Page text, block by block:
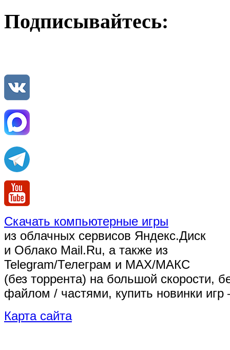
Подписывайтесь:
Скачать компьютерные игры
из облачных сервисов Яндекс.Диск
и Облако Mail.Ru, а также из
Telegram/Телеграм и MAX/МАКС
(без торрента) на большой скорости,
файлом / частями, купить новинки
Карта сайта